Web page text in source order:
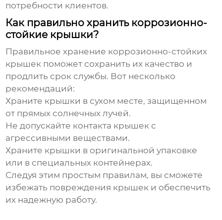
потребности клиентов.
Как правильно хранить коррозионно-
стойкие крышки?
Правильное хранение коррозионно-стойких
крышек поможет сохранить их качество и
продлить срок службы. Вот несколько
рекомендаций:
Храните крышки в сухом месте, защищенном
от прямых солнечных лучей.
Не допускайте контакта крышек с
агрессивными веществами.
Храните крышки в оригинальной упаковке
или в специальных контейнерах.
Следуя этим простым правилам, вы сможете
избежать повреждения крышек и обеспечить
их надежную работу.